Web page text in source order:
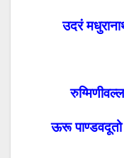
उदरं
ऊरू पाण्डवदूतो